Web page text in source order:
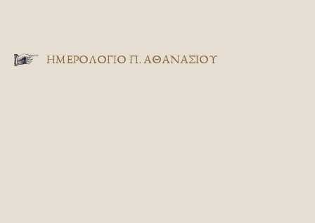
ΗΜΕΡΟΛΟΓΙΟ Π. ΑΘΑΝΑΣΙΟΥ